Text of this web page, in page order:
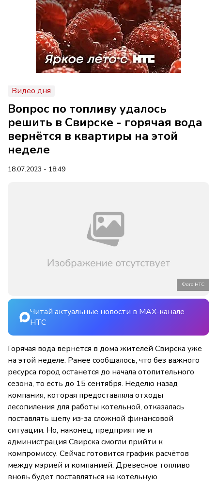
Видео дня
Вопрос по топливу удалось
решить в Свирске - горячая вода
вернётся в квартиры на этой
неделе
18.07.2023 - 18:49
Фото НТС
Читай актуальные новости в MAX-канале
НТС
Горячая вода вернётся в дома жителей Свирска уже
на этой неделе. Ранее сообщалось, что без важного
ресурса город останется до начала отопительного
сезона, то есть до 15 сентября. Неделю назад
компания, которая предоставляла отходы
лесопиления для работы котельной, отказалась
поставлять щепу из-за сложной финансовой
ситуации. Но, наконец, предприятие и
администрация Свирска смогли прийти к
компромиссу. Сейчас готовится график расчётов
между мэрией и компанией. Древесное топливо
вновь будет поставляться на котельную.